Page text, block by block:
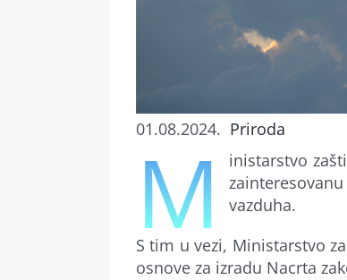
01.08.2024. Priroda
M
inistarstvo
vazduha.
S tim u vezi, Ministarstvo
osnove za izradu Nacrta